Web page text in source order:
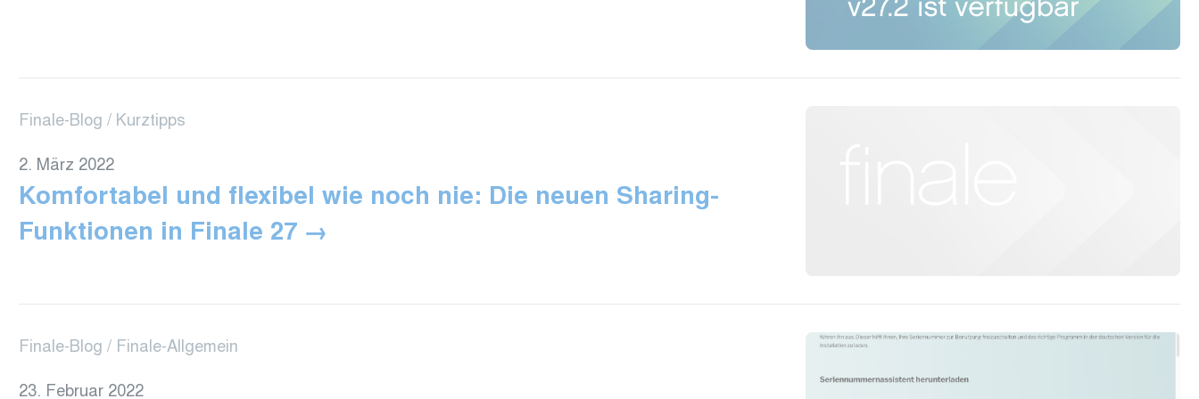
Finale-Blog
Kurztipps
2. März 2022
Komfortabel und flexibel wie noch nie: Die neuen Sharing-
Funktionen in Finale 27
Finale-Blog
Finale-Allgemein
23. Februar 2022